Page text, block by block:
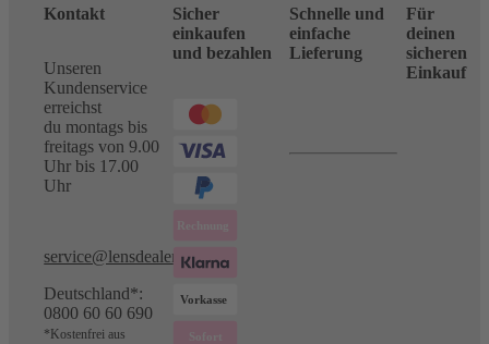
Kontakt
Unseren
Kundenservice
erreichst
du montags bis
freitags von 9.00
Uhr bis 17.00
Uhr
service@lensdealer.com
Deutschland*:
0800 60 60 690
*Kostenfrei aus
Sicher
einkaufen
und bezahlen
Schnelle und
einfache
Lieferung
Für
deinen
sicheren
Einkauf